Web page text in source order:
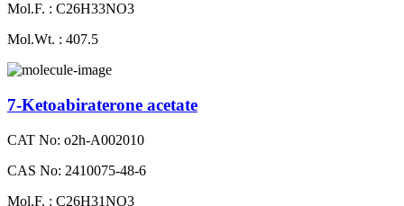
Mol.F. : C26H33NO3
Mol.Wt. : 407.5
7-Ketoabiraterone acetate
CAT No: o2h-A002010
CAS No: 2410075-48-6
Mol.F. : C26H31NO3